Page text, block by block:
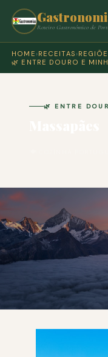
Roteiro Gastronómico de
HOME › RECEITAS ›
🌿 ENTRE DOURO E
🌿 ENTRE